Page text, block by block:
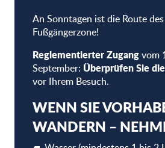
An Sonntagen ist die Route
Fußgängerzone!
Reglementierter Zugangvom
September: Überprüfen Sie
vor Ihrem Besuch.
WENN SIE
WANDERN –